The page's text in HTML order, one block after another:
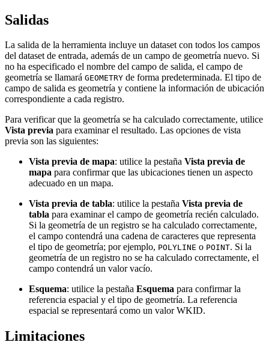
Salidas
La salida de la herramienta incluye un dataset con todos los campos
del dataset de entrada, además de un campo de geometría nuevo. Si
no ha especificado el nombre del campo de salida, el campo de
geometría se llamará GEOMETRY de forma predeterminada. El tipo de
campo de salida es geometría y contiene la información de ubicación
correspondiente a cada registro.
Para verificar que la geometría se ha calculado correctamente, utilice
Vista previa para examinar el resultado. Las opciones de vista
previa son las siguientes:
Vista previa de mapa: utilice la pestaña Vista previa de
mapa para confirmar que las ubicaciones tienen un aspecto
adecuado en un mapa.
Vista previa de tabla: utilice la pestaña Vista previa de
tabla para examinar el campo de geometría recién calculado.
Si la geometría de un registro se ha calculado correctamente,
el campo contendrá una cadena de caracteres que representa
el tipo de geometría; por ejemplo, POLYLINE o POINT. Si la
geometría de un registro no se ha calculado correctamente, el
campo contendrá un valor vacío.
Esquema: utilice la pestaña Esquema para confirmar la
referencia espacial y el tipo de geometría. La referencia
espacial se representará como un valor WKID.
Limitaciones